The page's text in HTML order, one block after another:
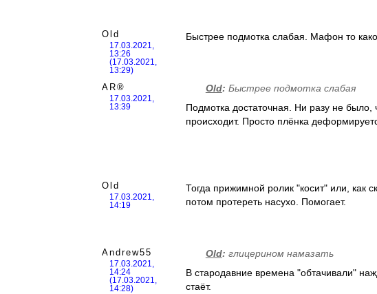
Old
17.03.2021,
13:26
(17.03.2021,
13:29)
Быстрее подмотка слабая. Мафон то
AR®
17.03.2021,
13:39
Old: Быстрее подмотка слабая
Подмотка достаточная. Ни разу не
происходит. Просто плёнка
Old
17.03.2021,
14:19
Тогда прижимной ролик "косит" или, как
потом протереть насухо. Помогает.
Andrew55
17.03.2021,
14:24
(17.03.2021,
14:28)
Old: глицерином намазать
В стародавние времена "обтачивали"
стаёт.